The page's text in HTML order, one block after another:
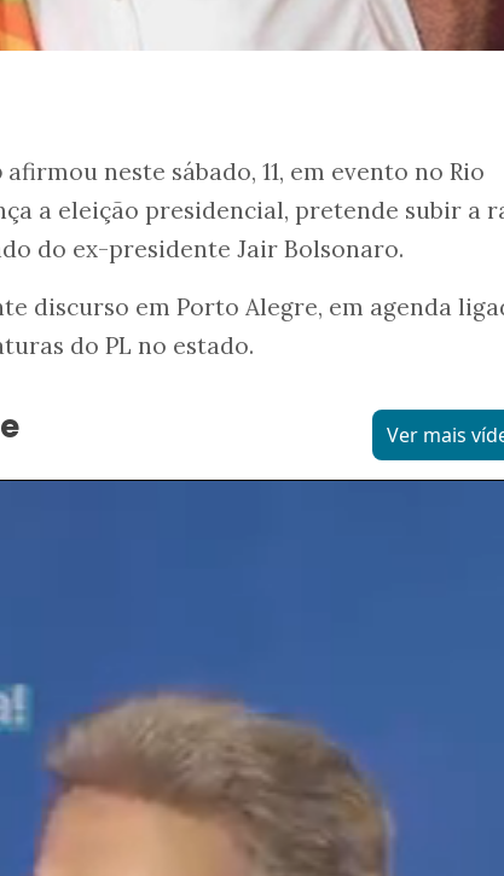
afirmou neste sábado, 11, em evento no Rio
a eleição presidencial, pretende subir a
do ex-presidente Jair Bolsonaro.
discurso em Porto Alegre, em agenda
do PL no estado.
Ver mais